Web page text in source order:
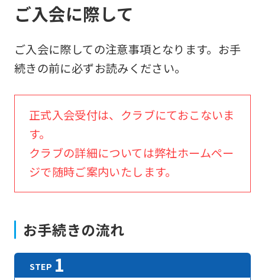
ご入会に際して
ご入会に際しての注意事項となります。お手
続きの前に必ずお読みください。
正式入会受付は、クラブにておこないま
す。
クラブの詳細については弊社ホームペー
ジで随時ご案内いたします。
お手続きの流れ